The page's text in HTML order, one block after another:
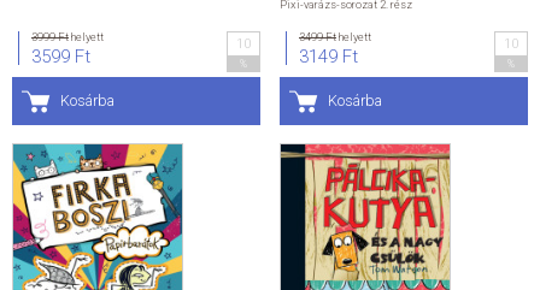
3999 Fthelyett
3599 Ft
10
Kosárba
Pixi-varázs-sorozat 2. rész
3499 Fthelyett
3149 Ft
10
Kosárba